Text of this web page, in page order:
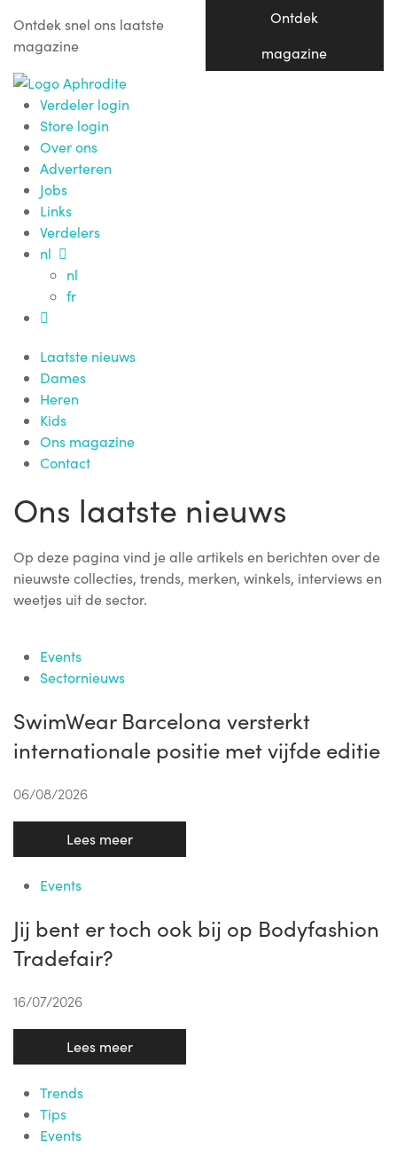
Ontdek snel ons laatste
magazine
Ontdek
magazine
Verdeler login
Store login
Over ons
Adverteren
Jobs
Links
Verdelers
nl
nl
fr
Laatste nieuws
Dames
Heren
Kids
Ons magazine
Contact
Ons laatste nieuws
Op deze pagina vind je alle artikels en berichten over de
nieuwste collecties, trends, merken, winkels, interviews en
weetjes uit de sector.
Events
Sectornieuws
SwimWear Barcelona versterkt
internationale positie met vijfde editie
06/08/2026
Lees meer
Events
Jij bent er toch ook bij op Bodyfashion
Tradefair?
16/07/2026
Lees meer
Trends
Tips
Events